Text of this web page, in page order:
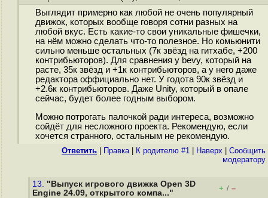
Выглядит примерно как любой не очень популярный
движок, которых вообще говоря сотни разных на
любой вкус. Есть какие-то свои уникальные фишечки,
на нём можно сделать что-то полезное. Но комьюнити
сильно меньше остальных (7к звёзд на гитхабе, +200
контрибьюторов). Для сравнения у bevy, который на
расте, 35к звёзд и +1к контрибьюторов, а у него даже
редактора оффициально нет. У годота 90к звёзд и
+2.6к контрибьюторов. Даже Unity, который в опале
сейчас, будет более годным выбором.
Можно потрогать палочкой ради интереса, возможно
сойдёт для несложного проекта. Рекомендую, если
хочется странного, остальным не рекомендую.
Ответить Правка| К родителю #1 Наверх
Cообщить
модератору
13. "Выпуск игрового движка Open 3D
Engine 24.09, открытого компа..."
+ / –